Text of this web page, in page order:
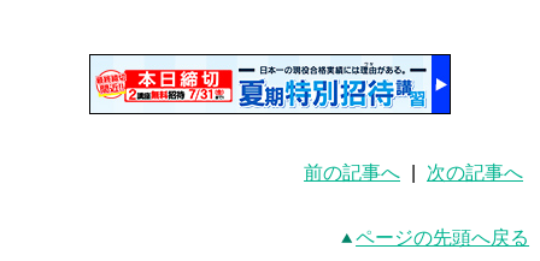
前の記事へ 次の記事へ
ページの先頭へ戻る